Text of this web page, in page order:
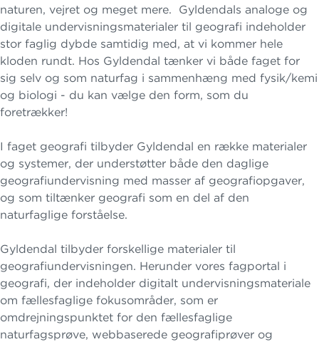
naturen, vejret og meget mere. Gyldendals analoge og
digitale undervisningsmaterialer til geografi indeholder
stor faglig dybde samtidig med, at vi kommer hele
kloden rundt. Hos Gyldendal tænker vi både faget for
sig selv og som naturfag i sammenhæng med fysik/kemi
og biologi - du kan vælge den form, som du
foretrækker!
I faget geografi tilbyder Gyldendal en række materialer
og systemer, der understøtter både den daglige
geografiundervisning med masser af geografiopgaver,
og som tiltænker geografi som en del af den
naturfaglige forståelse.
Gyldendal tilbyder forskellige materialer til
geografiundervisningen. Herunder vores fagportal i
geografi, der indeholder digitalt undervisningsmateriale
om fællesfaglige fokusområder, som er
omdrejningspunktet for den fællesfaglige
naturfagsprøve, webbaserede geografiprøver og